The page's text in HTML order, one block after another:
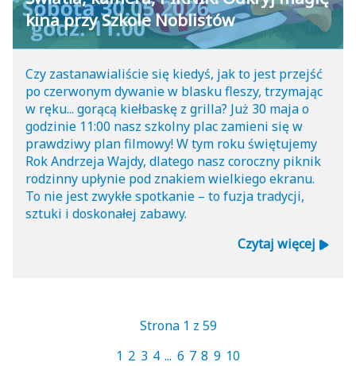
kina przy Szkole Noblistów
Czy zastanawialiście się kiedyś, jak to jest przejść
po czerwonym dywanie w blasku fleszy, trzymając
w ręku... gorącą kiełbaskę z grilla? Już 30 maja o
godzinie 11:00 nasz szkolny plac zamieni się w
prawdziwy plan filmowy! W tym roku świętujemy
Rok Andrzeja Wajdy, dlatego nasz coroczny piknik
rodzinny upłynie pod znakiem wielkiego ekranu.
To nie jest zwykłe spotkanie – to fuzja tradycji,
sztuki i doskonałej zabawy.
Czytaj więcej
Strona 1 z 59
1 2 3 4 ... 6 7 8 9 10